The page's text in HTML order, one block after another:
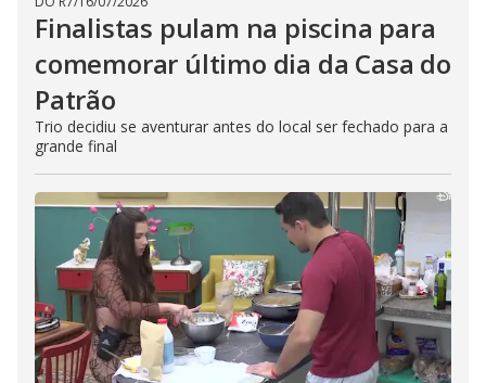
Finalistas pulam na piscina para
comemorar último dia da Casa do
Patrão
Trio decidiu se aventurar antes do local ser fechado para a
grande final